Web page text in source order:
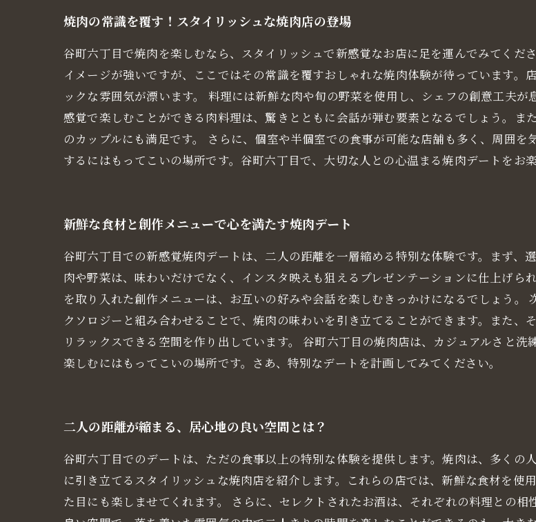
焼肉の常識を覆す！スタイリッシュな焼肉店の登場
谷町六丁目で焼肉を楽しむなら、スタイリッシュで新感覚なお店に足を運んでみてくだ
イメージが強いですが、ここではその常識を覆すおしゃれな焼肉体験が待っています。
ックな雰囲気が漂います。 料理には新鮮な肉や旬の野菜を使用し、シェフの創意工夫
感覚で楽しむことができる肉料理は、驚きとともに会話が弾む要素となるでしょう。ま
のカップルにも満足です。 さらに、個室や半個室での食事が可能な店舗も多く、周囲
するにはもってこいの場所です。谷町六丁目で、大切な人との心温まる焼肉デートをお楽
新鮮な食材と創作メニューで心を満たす焼肉デート
谷町六丁目での新感覚焼肉デートは、二人の距離を一層縮める特別な体験です。まず、
肉や野菜は、味わいだけでなく、インスタ映えも狙えるプレゼンテーションに仕上げ
を取り入れた創作メニューは、お互いの好みや会話を楽しむきっかけになるでしょう。
クソロジーと組み合わせることで、焼肉の味わいを引き立てることができます。また
リラックスできる空間を作り出しています。 谷町六丁目の焼肉店は、カジュアルさと
楽しむにはもってこいの場所です。さあ、特別なデートを計画してみてください。
二人の距離が縮まる、居心地の良い空間とは？
谷町六丁目でのデートは、ただの食事以上の特別な体験を提供します。焼肉は、多くの
に引き立てるスタイリッシュな焼肉店を紹介します。これらの店では、新鮮な食材を使
た目にも楽しませてくれます。 さらに、セレクトされたお酒は、それぞれの料理との